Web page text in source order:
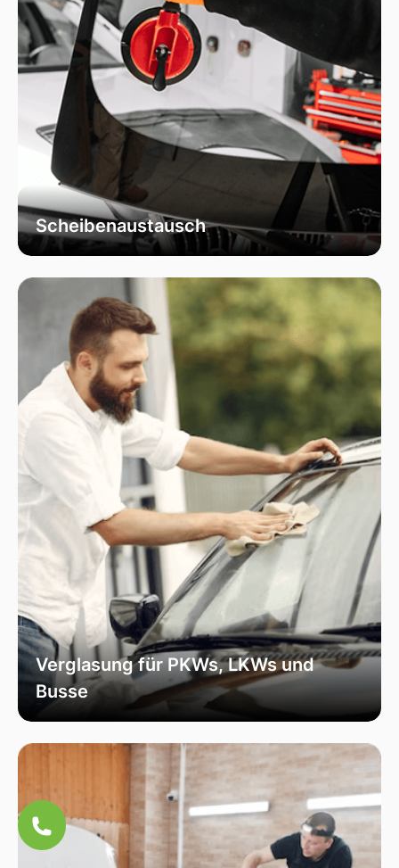
Scheibenaustausch
Bei uns erhalten Sie einen fachgerechten
Fahrzeugscheiben. Wir verwenden
ausschließlich hochwertiges Autoglas, das
speziell für Ihr Fahrzeugmodell geeignet ist, um
optimale Sicht und Sicherheit zu garantieren.
Verglasung für PKWs, LKWs und
Busse
Unsere Verglasungsdienste umfassen alle
Lastkraftwagen bis hin zu Bussen. Wir sorgen
für eine fachmännische Installation und hohe
Qualität, um die Sicherheit und Funktionalität
Ihres Fahrzeugs zu erhöhen.